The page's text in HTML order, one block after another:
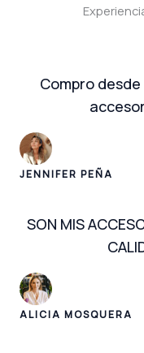
Compro
JENNIFER PEÑA
SON MIS
ALICIA MOSQUERA